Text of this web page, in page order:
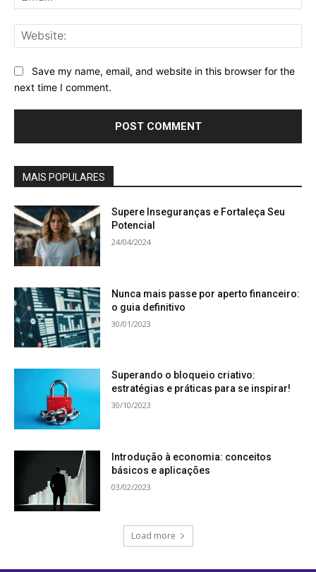
Save my name, email, and website in this browser for the
next time I comment.
MAIS POPULARES
Supere Inseguranças e Fortaleça Seu
Potencial
24/04/2024
Nunca mais passe por aperto financeiro:
o guia definitivo
30/01/2023
Superando o bloqueio criativo:
estratégias e práticas para se inspirar!
30/10/2023
Introdução à economia: conceitos
básicos e aplicações
03/02/2023
Load more